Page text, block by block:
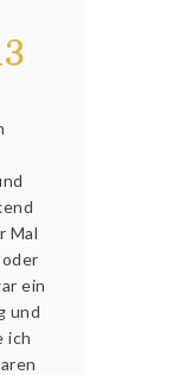
Mal
ein
und
ich